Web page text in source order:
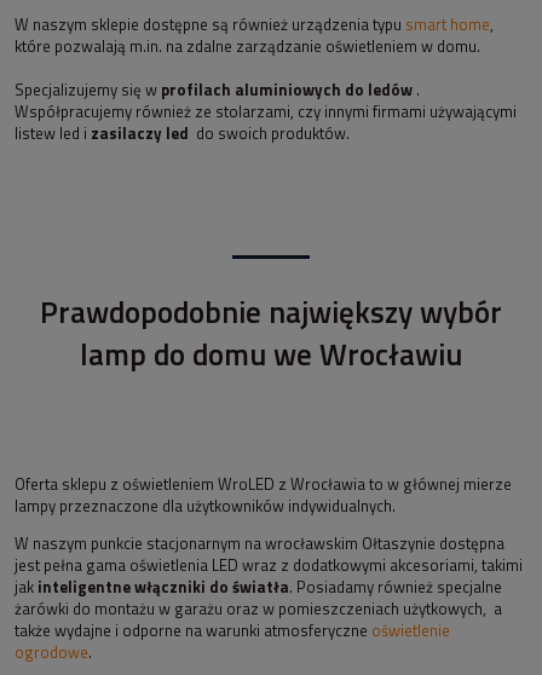
W naszym sklepie dostępne są również urządzenia typu smart home,
które pozwalają m.in. na zdalne zarządzanie oświetleniem w domu.
Specjalizujemy się w profilach aluminiowych do ledów .
Współpracujemy również ze stolarzami, czy innymi firmami używającymi
listew led i zasilaczy led do swoich produktów.
Prawdopodobnie największy wybór
lamp do domu we Wrocławiu
Oferta sklepu z oświetleniem WroLED z Wrocławia to w głównej mierze
lampy przeznaczone dla użytkowników indywidualnych.
W naszym punkcie stacjonarnym na wrocławskim Ołtaszynie dostępna
jest pełna gama oświetlenia LED wraz z dodatkowymi akcesoriami, takimi
jak inteligentne włączniki do światła. Posiadamy również specjalne
żarówki do montażu w garażu oraz w pomieszczeniach użytkowych, a
także wydajne i odporne na warunki atmosferyczne oświetlenie
ogrodowe.